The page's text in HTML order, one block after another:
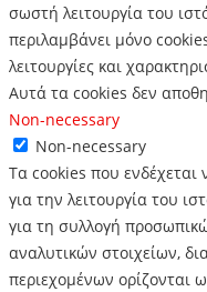
σωστή λειτουργία του
περιλαμβάνει μόνο
λειτουργίες και
Αυτά τα cookies δεν
Non-necessary
Non-necessary
Τα cookies που ενδέχεται
για την λειτουργία του
για τη συλλογή
αναλυτικών στοιχείων,
περιεχομένων ορίζονται